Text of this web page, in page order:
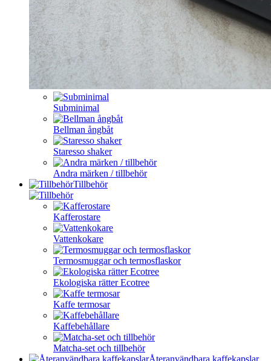
Subminimal
Bellman ångbåt
Staresso shaker
Andra märken / tillbehör
Tillbehör
Kafferostare
Vattenkokare
Termosmuggar och termosflaskor
Ekologiska rätter Ecotree
Kaffe termosar
Kaffebehållare
Matcha-set och tillbehör
Återanvändbara kaffekapslar